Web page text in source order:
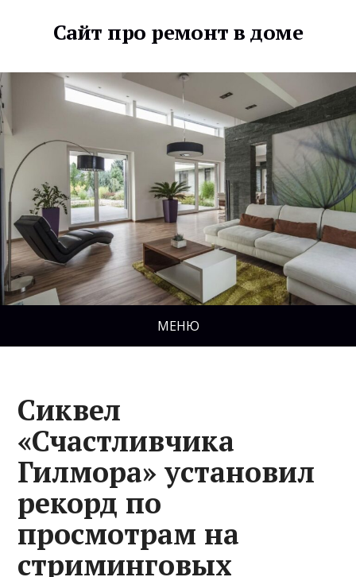
Сайт про ремонт в доме
МЕНЮ
Сиквел
«Счастливчика
Гилмора» установил
рекорд по
просмотрам на
стриминговых